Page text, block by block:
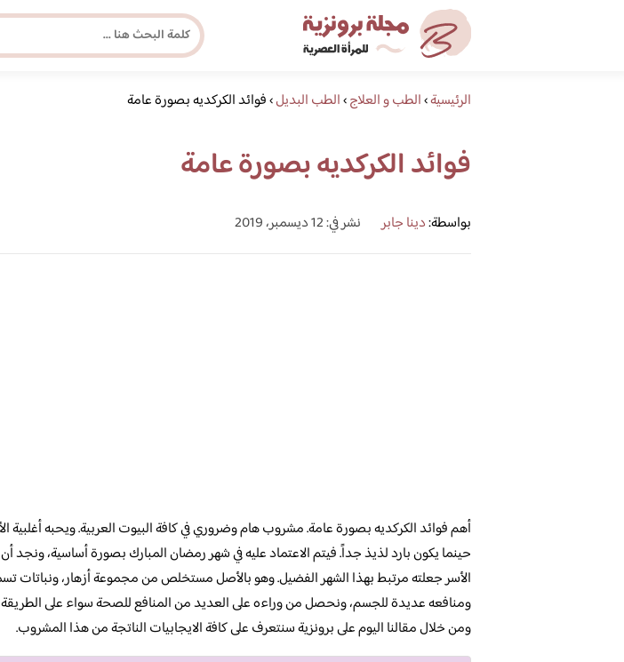
مجلة برونزية الرئيسية›الطب و العلاج›الطب البديل›فوائد الكركديه بصورة عامة
فوائد الكركديه بصورة عامة
بواسطة:دينا جابر نشر في: 12 ديسمبر، 2019
أهم فوائد الكركديه بصورة عامة. مشروب هام وضروري في كافة البيوت العربية. ويحبه
حينما يكون بارد لذيذ جداً. فيتم الاعتماد عليه في شهر رمضان المبارك بصورة أساسية، ونجد
الأسر جعلته مرتبط بهذا الشهر الفضيل. وهو بالأصل مستخلص من مجموعة أزهار، ونباتات
ومنافعه عديدة للجسم، ونحصل من وراءه على العديد من المنافع للصحة سواء على الطريقة
ومن خلال مقالنا اليوم على برونزية سنتعرف على كافة الايجابيات الناتجة من هذا المشروب.